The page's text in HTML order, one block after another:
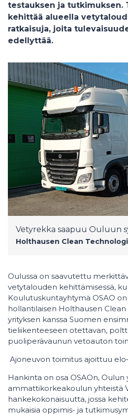
testauksen ja tutkimuksen.
kehittää alueella
ratkaisuja, joita
edellyttää.
Vetyrekka saapuu Ouluun
Holthausen Clean
Oulussa on saavutettu
vetytalouden kehittämisessä,
Koulutuskuntayhtymä OSAO
hollantilaisen Holthausen Clean
yrityksen kanssa Suomen
tieliikenteeseen otettavan,
puoliperävaunun vetoauton
Ajoneuvon toimitus ajoittuu
Hankinta on osa OSAOn,
ammattikorkeakoulun yhteistä
hankekokonaisuutta, jossa
mukaisia oppimis- ja